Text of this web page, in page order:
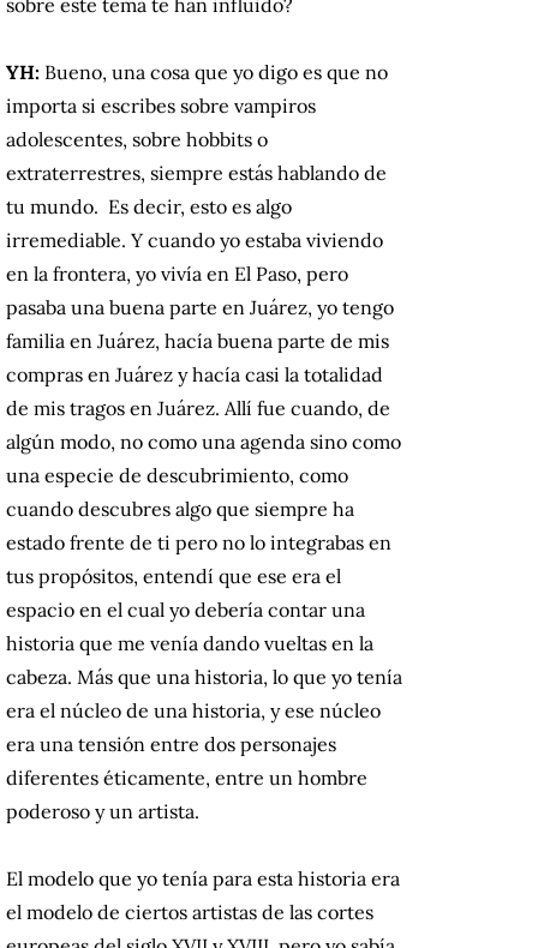
sobre este tema te han influido?
YH: Bueno, una cosa que yo digo es que no
importa si escribes sobre vampiros
adolescentes, sobre hobbits o
extraterrestres, siempre estás hablando de
tu mundo. Es decir, esto es algo
irremediable. Y cuando yo estaba viviendo
en la frontera, yo vivía en El Paso, pero
pasaba una buena parte en Juárez, yo tengo
familia en Juárez, hacía buena parte de mis
compras en Juárez y hacía casi la totalidad
de mis tragos en Juárez. Allí fue cuando, de
algún modo, no como una agenda sino como
una especie de descubrimiento, como
cuando descubres algo que siempre ha
estado frente de ti pero no lo integrabas en
tus propósitos, entendí que ese era el
espacio en el cual yo debería contar una
historia que me venía dando vueltas en la
cabeza. Más que una historia, lo que yo tenía
era el núcleo de una historia, y ese núcleo
era una tensión entre dos personajes
diferentes éticamente, entre un hombre
poderoso y un artista.
El modelo que yo tenía para esta historia era
el modelo de ciertos artistas de las cortes